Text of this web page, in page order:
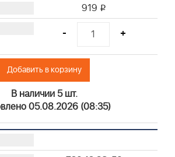
919 i
- +
Добавить в корзину
В наличии 5 шт.
05.08.2026 (08:35)